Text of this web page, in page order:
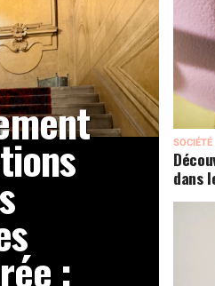
:
SOCIÉTÉ
dans